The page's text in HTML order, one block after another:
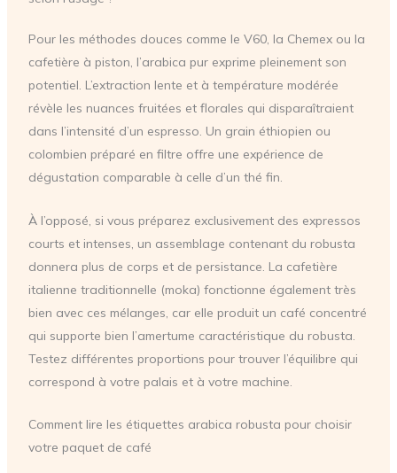
Pour les méthodes douces comme le V60, la Chemex ou la
cafetière à piston, l’arabica pur exprime pleinement son
potentiel. L’extraction lente et à température modérée
révèle les nuances fruitées et florales qui disparaîtraient
dans l’intensité d’un espresso. Un grain éthiopien ou
colombien préparé en filtre offre une expérience de
dégustation comparable à celle d’un thé fin.
À l’opposé, si vous préparez exclusivement des expressos
courts et intenses, un assemblage contenant du robusta
donnera plus de corps et de persistance. La cafetière
italienne traditionnelle (moka) fonctionne également très
bien avec ces mélanges, car elle produit un café concentré
qui supporte bien l’amertume caractéristique du robusta.
Testez différentes proportions pour trouver l’équilibre qui
correspond à votre palais et à votre machine.
Comment lire les étiquettes arabica robusta pour choisir
votre paquet de café